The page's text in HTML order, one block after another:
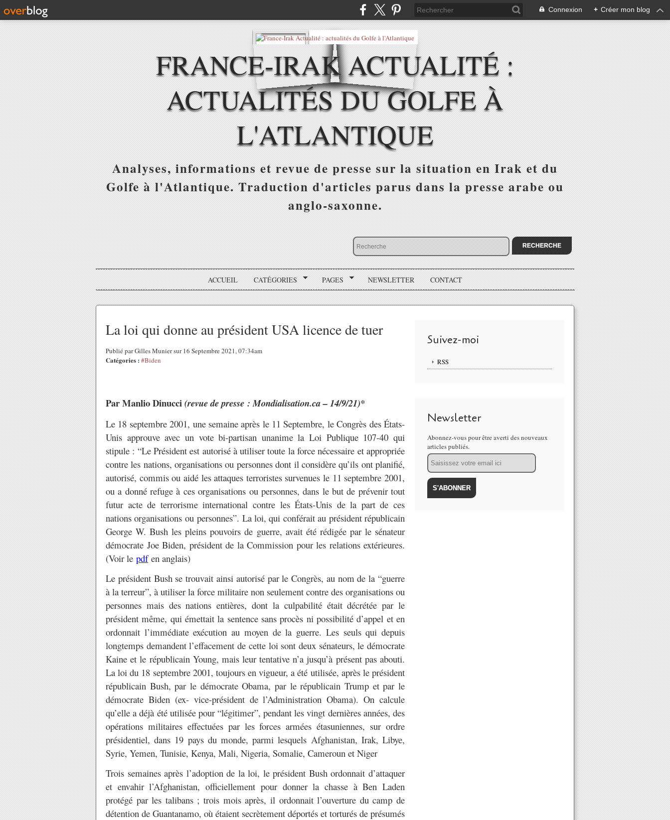
Connexion + Créer mon blog
FRANCE-IRAK ACTUALITÉ :
ACTUALITÉS DU GOLFE À
L'ATLANTIQUE
Analyses, informations et revue de presse sur la situation en Irak et du
Golfe à l'Atlantique. Traduction d'articles parus dans la presse arabe ou
anglo-saxonne.
ACCUEIL CATÉGORIES PAGES NEWSLETTER CONTACT
La loi qui donne au président USA licence de tuer
Publié par Gilles Munier sur 16 Septembre 2021, 07:34am
Catégories : #Biden
Par Manlio Dinucci(revue de presse : Mondialisation.ca – 14/9/21)*
Le 18 septembre 2001, une semaine après le 11 Septembre, le Congrès des États-
Unis approuve avec un vote bi-partisan unanime la Loi Publique 107-40 qui
stipule : “Le Président est autorisé à utiliser toute la force nécessaire et appropriée
contre les nations, organisations ou personnes dont il considère qu’ils ont planifié,
autorisé, commis ou aidé les attaques terroristes survenues le 11 septembre 2001,
ou a donné refuge à ces organisations ou personnes, dans le but de prévenir tout
futur acte de terrorisme international contre les États-Unis de la part de ces
nations organisations ou personnes”. La loi, qui conférait au président républicain
George W. Bush les pleins pouvoirs de guerre, avait été rédigée par le sénateur
démocrate Joe Biden, président de la Commission pour les relations extérieures.
(Voir le pdfen anglais)
Le président Bush se trouvait ainsi autorisé par le Congrès, au nom de la “guerre
à la terreur”, à utiliser la force militaire non seulement contre des organisations ou
personnes mais des nations entières, dont la culpabilité était décrétée par le
président même, qui émettait la sentence sans procès ni possibilité d’appel et en
ordonnait l’immédiate exécution au moyen de la guerre. Les seuls qui depuis
longtemps demandent l’effacement de cette loi sont deux sénateurs, le démocrate
Kaine et le républicain Young, mais leur tentative n’a jusqu’à présent pas abouti.
La loi du 18 septembre 2001, toujours en vigueur, a été utilisée, après le président
républicain Bush, par le démocrate Obama, par le républicain Trump et par le
démocrate Biden (ex- vice-président de l’Administration Obama). On calcule
qu’elle a déjà été utilisée pour “légitimer”, pendant les vingt dernières années, des
opérations militaires effectuées par les forces armées étasuniennes, sur ordre
présidentiel, dans 19 pays du monde, parmi lesquels Afghanistan, Irak, Libye,
Syrie, Yemen, Tunisie, Kenya, Mali, Nigeria, Somalie, Cameroun et Niger
Trois semaines après l’adoption de la loi, le président Bush ordonnait d’attaquer
et envahir l’Afghanistan, officiellement pour donner la chasse à Ben Laden
protégé par les talibans ; trois mois après, il ordonnait l’ouverture du camp de
détention de Guantanamo, où étaient secrètement déportés et torturés de présumés
Suivez-moi
RSS
Newsletter
Abonnez-vous pour être averti des nouveaux
articles publiés.
Email